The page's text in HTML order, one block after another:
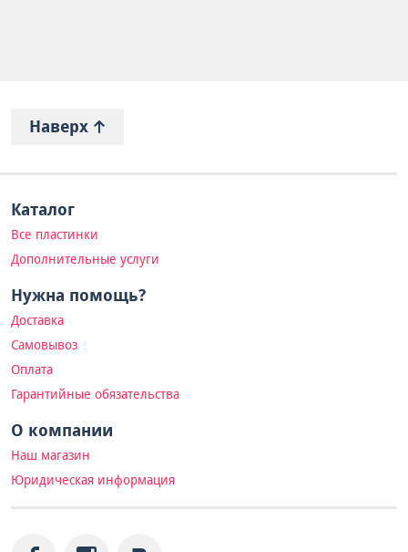
Наверх
Каталог
Все пластинки
Дополнительные услуги
Нужна помощь?
Доставка
Самовывоз
Оплата
Гарантийные обязательства
О компании
Наш магазин
Юридическая информация